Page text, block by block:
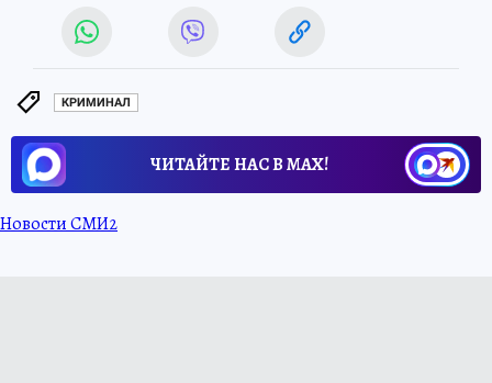
КРИМИНАЛ
ЧИТАЙТЕ НАС В МАХ!
Новости СМИ2